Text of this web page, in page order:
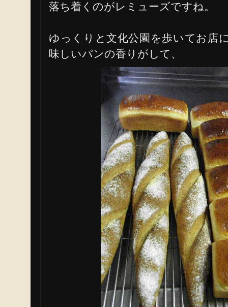
落ち着くのがレミューズですね。
ゆっくりと文化公園を歩いてお店
味しいパンの香りがして、